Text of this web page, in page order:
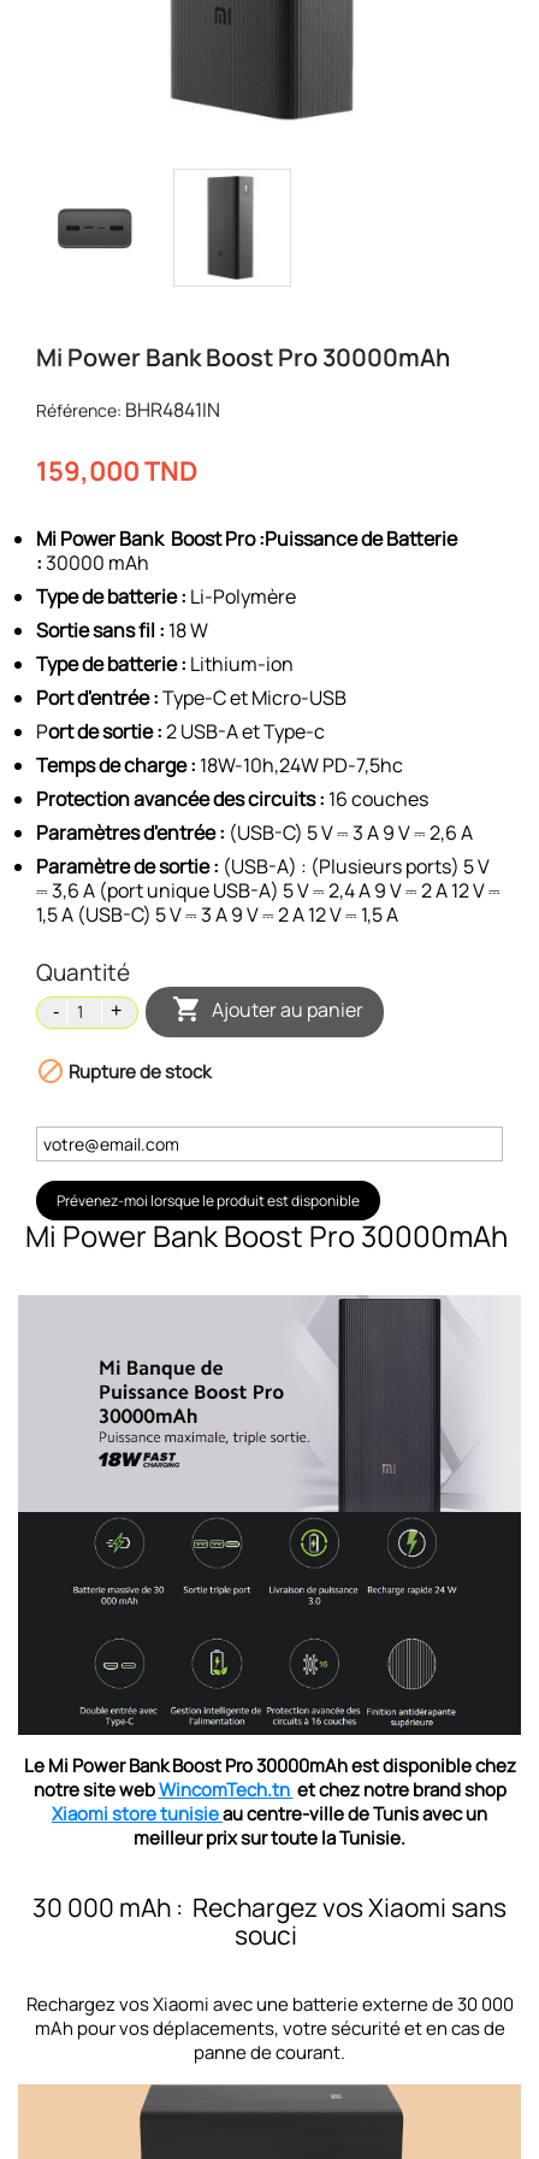
Mi Power Bank Boost Pro 30000mAh
Référence: BHR4841IN
159,000 TND
Mi Power Bank Boost Pro :Puissance de Batterie
:30000 mAh
Type de batterie : Li-Polymère
Sortie sans fil : 18 W
Type de batterie : Lithium-ion
Port d'entrée :Type-C et Micro-USB
Port de sortie :2 USB-A et Type-c
Temps de charge : 18W-10h,24W PD-7,5hc
Protection avancée des circuits : 16 couches
Paramètres d'entrée : (USB-C) 5 V ⎓ 3 A 9 V ⎓ 2,6 A
Paramètre de sortie : (USB-A) : (Plusieurs ports) 5 V
⎓ 3,6 A (port unique USB-A) 5 V ⎓ 2,4 A 9 V ⎓ 2 A 12 V ⎓
1,5 A (USB-C) 5 V ⎓ 3 A 9 V ⎓ 2 A 12 V ⎓ 1,5 A
Quantité
 Ajouter au panier
 Rupture de stock
Prévenez-moi lorsque le produit est disponible
Mi Power Bank Boost Pro 30000mAh
Le Mi Power Bank Boost Pro 30000mAh est disponible chez
notre site webWincomTech.tn et chez notre brand shop
Xiaomi store tunisieau centre-ville de Tunis avec un
meilleur prix sur toute la Tunisie.
30 000 mAh : Rechargez vos Xiaomi sans
souci
Rechargez vos Xiaomi avec une batterie externe de 30 000
mAh pour vos déplacements, votre sécurité et en cas de
panne de courant.